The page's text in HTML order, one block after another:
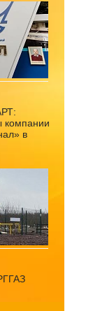
компании
в